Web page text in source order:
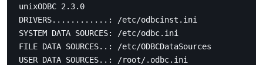
unixODBC 2.3.0
DRIVERS............: /etc/odbcinst.ini
SYSTEM DATA SOURCES: /etc/odbc.ini
FILE DATA SOURCES..: /etc/ODBCDataSources
USER DATA SOURCES..: /root/.odbc.ini